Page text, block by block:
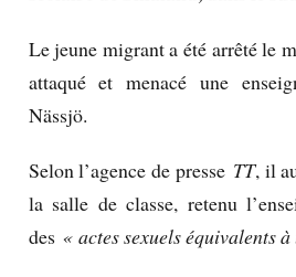
Le jeune migrant a été arrêté le
attaqué et menacé une
Nässjö.
Selon l’agence de presse TT, il
la salle de classe, retenu
des « actes sexuels équivalents